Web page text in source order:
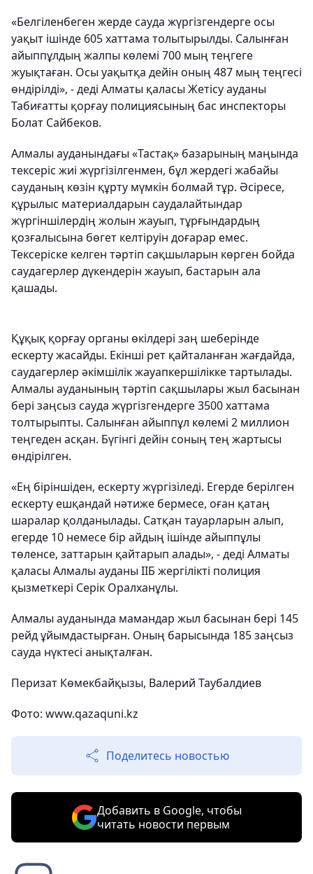
«Белгіленбеген жерде сауда жүргізгендерге осы
уақыт ішінде 605 хаттама толытырылды. Салынған
айыппұлдың жалпы көлемі 700 мың теңгеге
жуықтаған. Осы уақытқа дейін оның 487 мың теңгесі
өндірілді», - деді Алматы қаласы Жетісу ауданы
Табиғатты қорғау полициясының бас инспекторы
Болат Сайбеков.
Алмалы ауданындағы «Тастақ» базарының маңында
тексеріс жиі жүргізілгенмен, бұл жердегі жабайы
сауданың көзін құрту мүмкін болмай тұр. Әсіресе,
құрылыс материалдарын саудалайтындар
жүргіншілердің жолын жауып, тұрғындардың
қозғалысына бөгет келтіруін доғарар емес.
Тексеріске келген тәртіп сақшыларын көрген бойда
саудагерлер дүкендерін жауып, бастарын ала
қашады.
Құқық қорғау органы өкілдері заң шеберінде
ескерту жасайды. Екінші рет қайталанған жағдайда,
саудагерлер әкімшілік жауапкершілікке тартылады.
Алмалы ауданының тәртіп сақшылары жыл басынан
бері заңсыз сауда жүргізгендерге 3500 хаттама
толтырыпты. Салынған айыппұл көлемі 2 миллион
теңгеден асқан. Бүгінгі дейін соның тең жартысы
өндірілген.
«Ең біріншіден, ескерту жүргізіледі. Егерде берілген
ескерту ешқандай нәтиже бермесе, оған қатаң
шаралар қолданылады. Сатқан тауарларын алып,
егерде 10 немесе бір айдың ішінде айыппұлы
төленсе, заттарын қайтарып алады», - деді Алматы
қаласы Алмалы ауданы ІІБ жергілікті полиция
қызметкері Серік Оралханұлы.
Алмалы ауданында мамандар жыл басынан бері 145
рейд ұйымдастырған. Оның барысында 185 заңсыз
сауда нүктесі анықталған.
Перизат Көмекбайқызы, Валерий Таубалдиев
Фото: www.qazaquni.kz
Поделитесь новостью
Добавить в Google, чтобы
читать новости первым